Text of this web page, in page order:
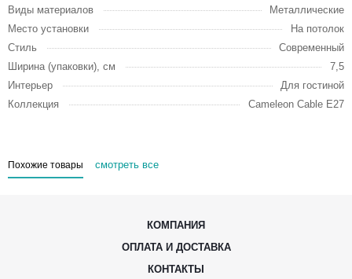
Виды материалов
Металлические
Место установки
На потолок
Стиль
Современный
Ширина (упаковки), см
7,5
Интерьер
Для гостиной
Коллекция
Cameleon Cable E27
Похожие товары смотреть все
КОМПАНИЯ
ОПЛАТА И ДОСТАВКА
КОНТАКТЫ